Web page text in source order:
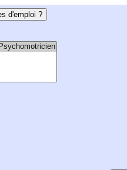
d'emploi ?